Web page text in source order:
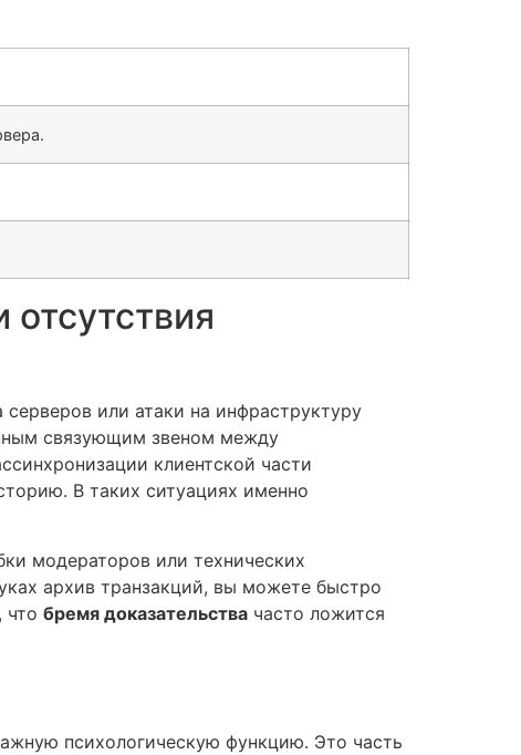
или атаки на инфраструктуру
связующим звеном между
клиентской части
В таких ситуациях именно
модераторов или технических
архив транзакций, вы можете быстро
что бремя доказательства часто ложится
психологическую функцию. Это часть